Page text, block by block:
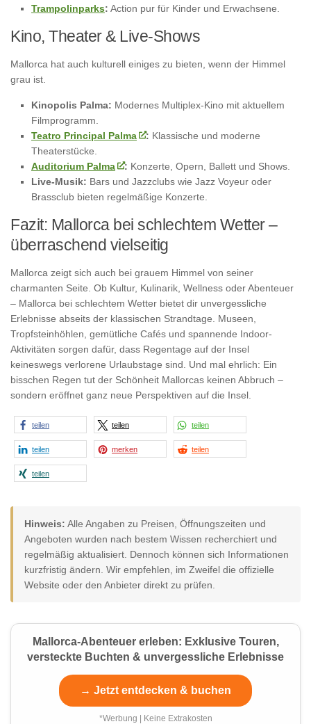
Trampolinparks: Action pur für Kinder und Erwachsene.
Kino, Theater & Live-Shows
Mallorca hat auch kulturell einiges zu bieten, wenn der Himmel
grau ist.
Kinopolis Palma: Modernes Multiplex-Kino mit aktuellem
Filmprogramm.
Teatro Principal Palma
: Klassische und moderne
Theaterstücke.
Auditorium Palma
: Konzerte, Opern, Ballett und Shows.
Live-Musik: Bars und Jazzclubs wie Jazz Voyeur oder
Brassclub bieten regelmäßige Konzerte.
Fazit: Mallorca bei schlechtem Wetter –
überraschend vielseitig
Mallorca zeigt sich auch bei grauem Himmel von seiner
charmanten Seite. Ob Kultur, Kulinarik, Wellness oder Abenteuer
– Mallorca bei schlechtem Wetter bietet dir unvergessliche
Erlebnisse abseits der klassischen Strandtage. Museen,
Tropfsteinhöhlen, gemütliche Cafés und spannende Indoor-
Aktivitäten sorgen dafür, dass Regentage auf der Insel
keineswegs verlorene Urlaubstage sind. Und mal ehrlich: Ein
bisschen Regen tut der Schönheit Mallorcas keinen Abbruch –
sondern eröffnet ganz neue Perspektiven auf die Insel.
teilen teilen teilen
teilen merken teilen
teilen
Hinweis: Alle Angaben zu Preisen, Öffnungszeiten und
Angeboten wurden nach bestem Wissen recherchiert und
regelmäßig aktualisiert. Dennoch können sich Informationen
kurzfristig ändern. Wir empfehlen, im Zweifel die offizielle
Website oder den Anbieter direkt zu prüfen.
Mallorca-Abenteuer erleben: Exklusive Touren,
versteckte Buchten & unvergessliche Erlebnisse
→ Jetzt entdecken & buchen
*Werbung | Keine Extrakosten